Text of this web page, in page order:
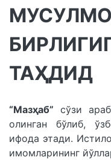
ТАҲДИД
“Мазҳаб” сўзи
олинган бўлиб,
ифода этади.
имомларининг